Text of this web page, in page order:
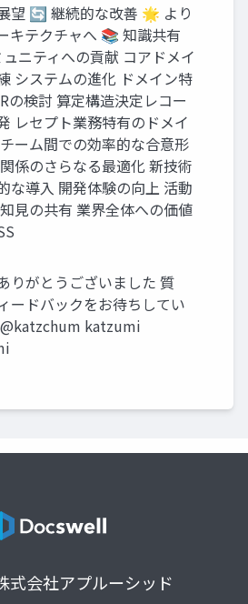
望 🔄 継続的な改善 🌟 より
キテクチャへ 📚 知識共有
ニティへの貢献 コアドメイ
システムの進化 ドメイン特
の検討 算定構造決定レコー
レセプト業務特有のドメイ
ーム間での効率的な合意形
係のさらなる最適化 新技術
な導入 開発体験の向上 活動
見の共有 業界全体への価値
りがとうございました 質
ードバックをお待ちしてい
katzumi
式会社アプルーシッド